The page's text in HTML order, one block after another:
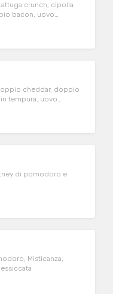
crunch, cipolla
bacon, uovo
cheddar, doppio
tempura, uovo
di pomodoro e
Misticanza,